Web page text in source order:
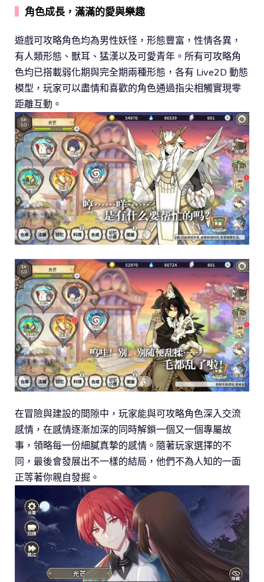
角色成長，滿滿的愛與樂趣
遊戲可攻略角色均為男性妖怪，形態豐富，性情各異，
有人類形態、獸耳、猛漢以及可愛青年。所有可攻略角
色均已搭載弱化期與完全期兩種形態，各有 Live2D 動態
模型，玩家可以盡情和喜歡的角色通過指尖相觸實現零
距離互動。
在冒險與建設的間隙中，玩家能與可攻略角色深入交流
感情，在感情逐漸加深的同時解鎖一個又一個專屬故
事，領略每一份細膩真摯的感情。隨著玩家選擇的不
同，最後會發展出不一樣的結局，他們不為人知的一面
正等著你親自發掘。